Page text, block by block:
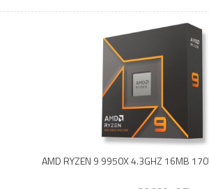
AMD RYZEN 9 9950X 4.3GHZ 16MB